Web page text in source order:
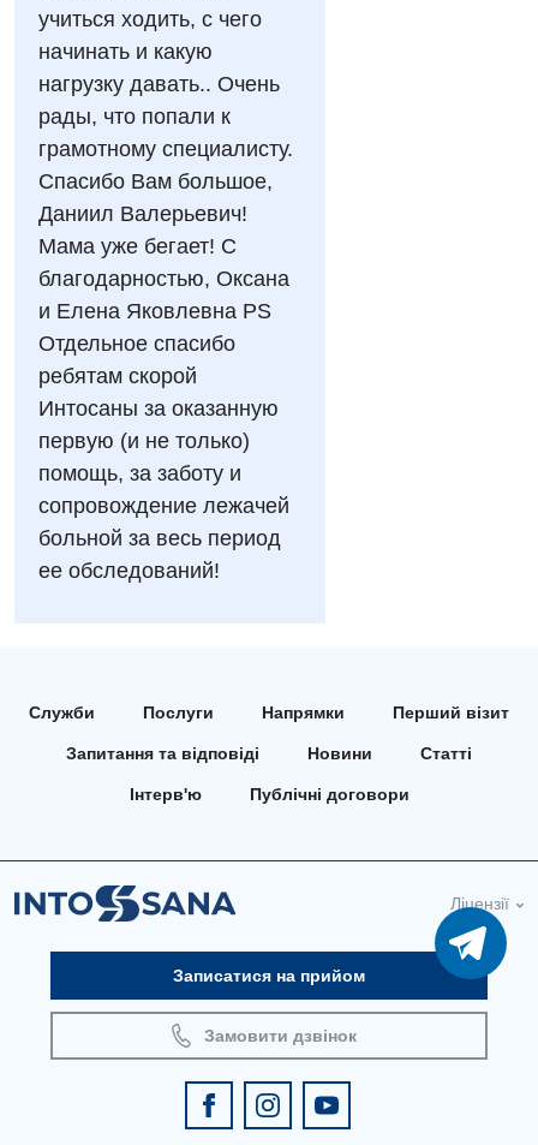
Вакцинація
Відділення інтенсивної терапії
Відділення кардіосудинної патології та неврології
Відділення невідкладних станів
Гастроентерологія
Гінекологічне відділення
Денний стаціонар
Дерматовенерологія
Дієтологія
Ендокринологія
Кардіологія
Кардіохірургія
Онкологічне відділлення
Офтальмологічне відділення
Терапевтичне відділення
Хірургічне відділення
Швидка медична допомога
учиться ходить, с чего
начинать и какую
нагрузку давать.. Очень
рады, что попали к
грамотному специалисту.
Спасибо Вам большое,
Даниил Валерьевич!
Мама уже бегает! С
благодарностью, Оксана
и Елена Яковлевна PS
Отдельное спасибо
ребятам скорой
Интосаны за оказанную
первую (и не только)
помощь, за заботу и
сопровождение лежачей
больной за весь период
ее обследований!
Служби Послуги Напрямки Перший візит
Запитання та відповіді Новини Статті
Інтерв'ю Публічні договори
Ліцензії
Записатися на прийом
Замовити дзвінок